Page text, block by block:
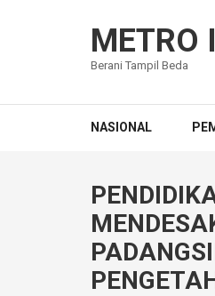
METRO
Berani Tampil Beda
NASIONAL